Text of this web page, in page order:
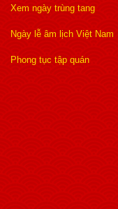
Xem ngày trùng tang
Ngày lễ âm lịch Việt Nam
Phong tục tập quán